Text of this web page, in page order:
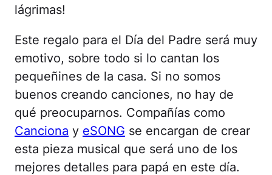
lágrimas!
Este regalo para el Día del Padre será muy
emotivo, sobre todo si lo cantan los
pequeñines de la casa. Si no somos
buenos creando canciones, no hay de
qué preocuparnos. Compañías como
Canciona y eSONG se encargan de crear
esta pieza musical que será uno de los
mejores detalles para papá en este día.